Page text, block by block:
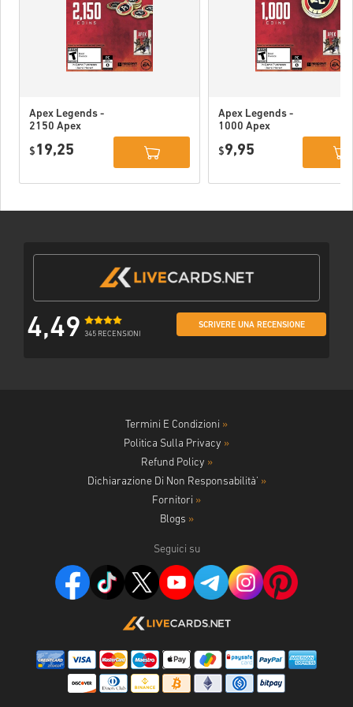
Apex Legends -
2150 Apex
$ 19,25
Apex Legends -
1000 Apex
$9,95
4,49 345 RECENSIONI
SCRIVERE UNA RECENSIONE
Termini E Condizioni »
Politica Sulla Privacy »
Refund Policy »
Dichiarazione Di Non Responsabilità' »
Fornitori »
Blogs »
Seguici su